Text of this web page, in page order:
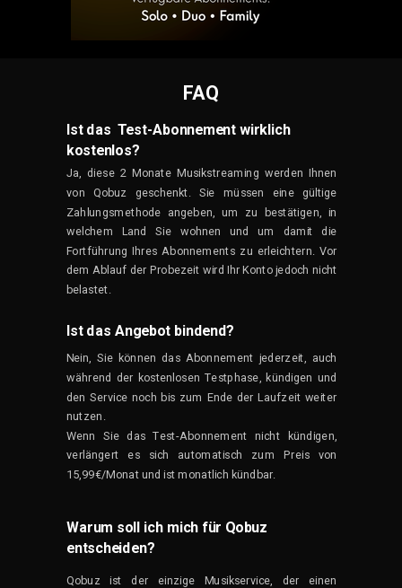
Warum soll ich mich für Qobuz
entscheiden?
Qobuz ist der einzige Musikservice, der einen
Ist das Angebot bindend?
Nein, Sie können das Abonnement jederzeit, auch
während der kostenlosen Testphase, kündigen und
den Service noch bis zum Ende der Laufzeit weiter
nutzen.
Wenn Sie das Test-Abonnement nicht kündigen,
verlängert es sich automatisch zum Preis von
15,99€/Monat und ist monatlich kündbar.
Ist das Test-Abonnement wirklich
kostenlos?
Ja, diese 2 Monate Musikstreaming werden Ihnen
von Qobuz geschenkt. Sie müssen eine gültige
Zahlungsmethode angeben, um zu bestätigen, in
welchem Land Sie wohnen und um damit die
Fortführung Ihres Abonnements zu erleichtern. Vor
dem Ablauf der Probezeit wird Ihr Konto jedoch nicht
belastet.
FAQ